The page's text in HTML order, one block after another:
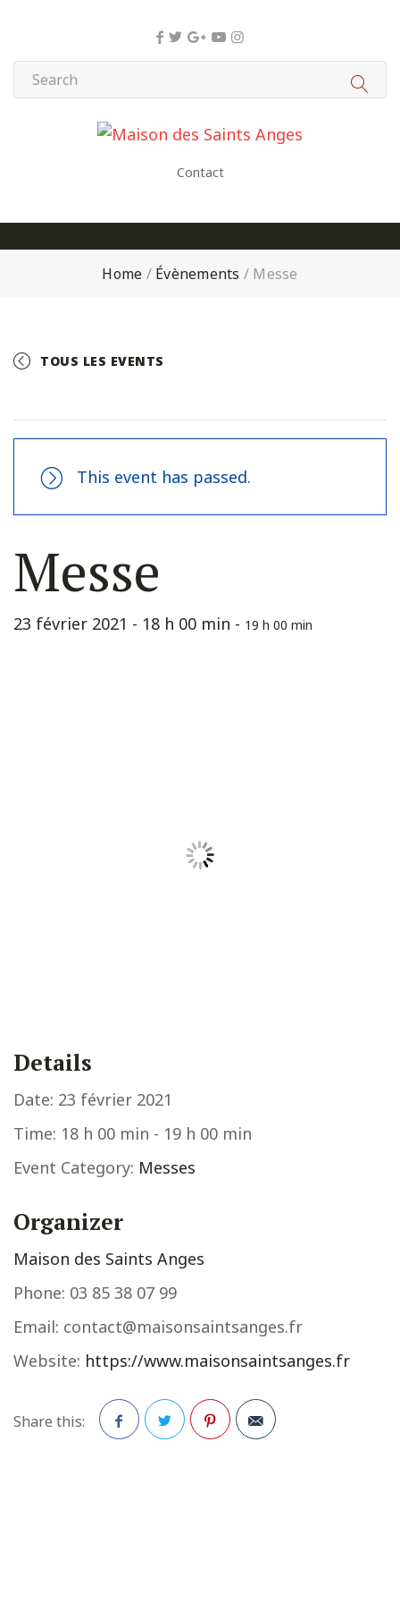
Contact
Home / Évènements / Messe
TOUS LES EVENTS
This event has passed.
Messe
23 février 2021 - 18 h 00 min - 19 h 00 min
Details
Date: 23 février 2021
Time: 18 h 00 min - 19 h 00 min
Event Category: Messes
Organizer
Maison des Saints Anges
Phone: 03 85 38 07 99
Email: contact@maisonsaintsanges.fr
Website: https://www.maisonsaintsanges.fr
Share this: